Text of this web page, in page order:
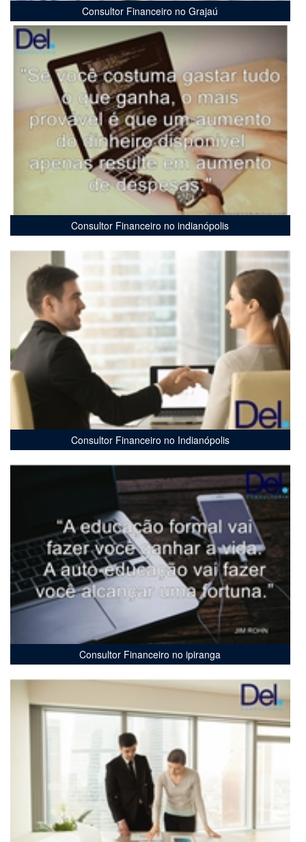
Consultor Financeiro no Grajaú
Consultor Financeiro no indianópolis
Consultor Financeiro no Indianópolis
Consultor Financeiro no ipiranga